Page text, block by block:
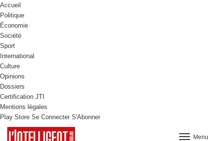
Accueil
Politique
Économie
Société
Sport
International
Culture
Opinions
Dossiers
Certification JTI
Mentions légales
Play Store Se Connecter S'Abonner
Menu